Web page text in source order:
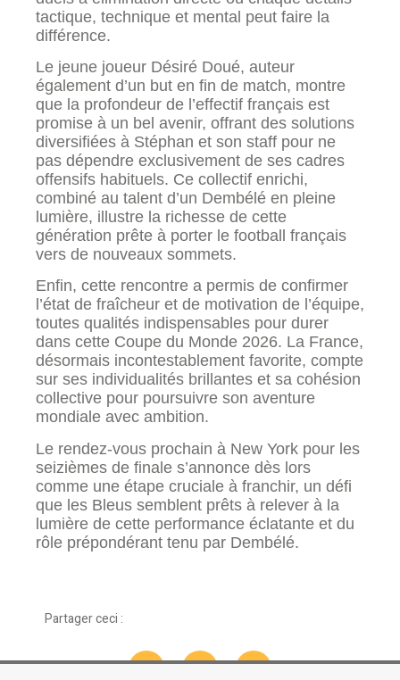
tactique, technique et mental peut faire la
différence.
Le jeune joueur Désiré Doué, auteur
également d’un but en fin de match, montre
que la profondeur de l’effectif français est
promise à un bel avenir, offrant des solutions
diversifiées à Stéphan et son staff pour ne
pas dépendre exclusivement de ses cadres
offensifs habituels. Ce collectif enrichi,
combiné au talent d’un Dembélé en pleine
lumière, illustre la richesse de cette
génération prête à porter le football français
vers de nouveaux sommets.
Enfin, cette rencontre a permis de confirmer
l’état de fraîcheur et de motivation de l’équipe,
toutes qualités indispensables pour durer
dans cette Coupe du Monde 2026. La France,
désormais incontestablement favorite, compte
sur ses individualités brillantes et sa cohésion
collective pour poursuivre son aventure
mondiale avec ambition.
Le rendez-vous prochain à New York pour les
seizièmes de finale s’annonce dès lors
comme une étape cruciale à franchir, un défi
que les Bleus semblent prêts à relever à la
lumière de cette performance éclatante et du
rôle prépondérant tenu par Dembélé.
Partager ceci :